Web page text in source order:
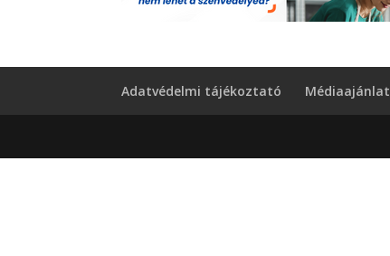
Adatvédelmi tájékoztató Médiaajánlat